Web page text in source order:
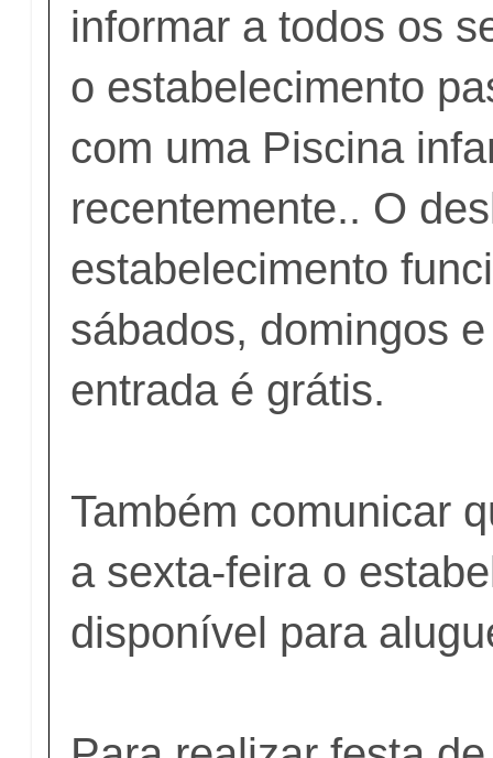
informar a todos os
o estabelecimento
com uma Piscina
recentemente.. O
estabelecimento
sábados, domingos
entrada é grátis.
Também comunicar
a sexta-feira o
disponível para